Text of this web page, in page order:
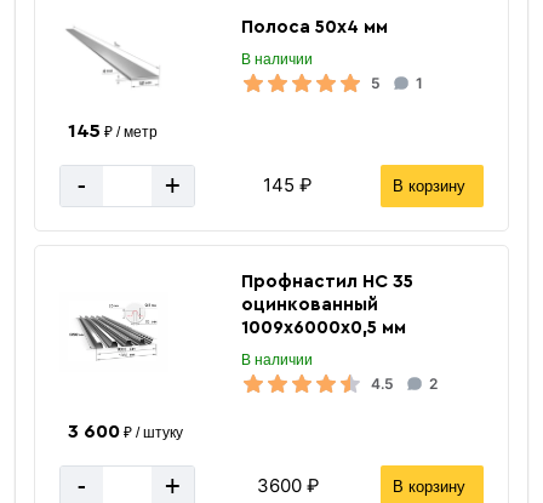
Полоса 50х4 мм
В наличии
5 1
145 ₽ / метр
- + 145 ₽ В корзину
Профнастил НС 35
оцинкованный
1009х6000х0,5 мм
В наличии
4.5 2
3 600₽ / штуку
- + 3600 ₽ В корзину
Страна производства
Тип фитинга
Цена указана